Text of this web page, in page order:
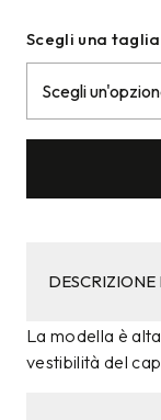
Scegli una taglia
DESCRIZIONE
La modella è
vestibilità del